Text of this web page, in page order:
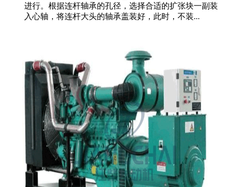
进行。根据连杆轴承的孔径，选择合适的扩张块一副装
入心轴，将连杆大头的轴承盖装好，此时，不装...